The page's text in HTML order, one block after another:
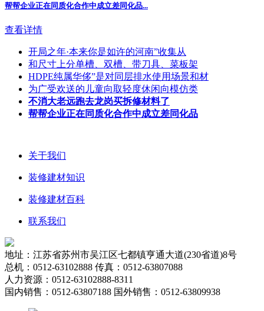
帮帮企业正在同质化合作中成立差同化品...
查看详情
开局之年·本来你是如许的河南”收集从
和尺寸上分单槽、双槽、带刀具、菜板架
HDPE纯属华侈”是对同层排水使用场景和材
为广受欢送的儿童向取轻度休闲向模仿类
不消大老远跑去龙岗买拆修材料了
帮帮企业正在同质化合作中成立差同化品
关于我们
装修建材知识
装修建材百科
联系我们
地址：江苏省苏州市吴江区七都镇亨通大道(230省道)8号
总机：0512-63102888 传真：0512-63807088
人力资源：0512-63102888-8311
国内销售：0512-63807188 国外销售：0512-63809938